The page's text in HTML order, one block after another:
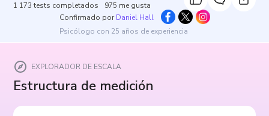
1 173 tests completados 975 me gusta
Confirmado por Daniel Hall
Psicólogo con 25 años de experiencia
EXPLORADOR DE ESCALA
Estructura de medición